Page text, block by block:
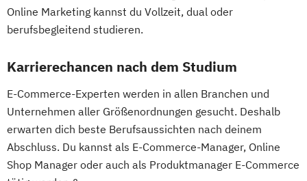
Online Marketing kannst du Vollzeit, dual oder
berufsbegleitend studieren.
Karrierechancen nach dem Studium
E-Commerce-Experten werden in allen Branchen und
Unternehmen aller Größenordnungen gesucht. Deshalb
erwarten dich beste Berufsaussichten nach deinem
Abschluss. Du kannst als E-Commerce-Manager, Online
Shop Manager oder auch als Produktmanager E-Commerce